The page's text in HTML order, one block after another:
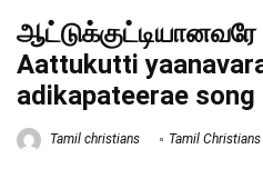
Aattukutti
adikapateerae
Tamil christians Tamil